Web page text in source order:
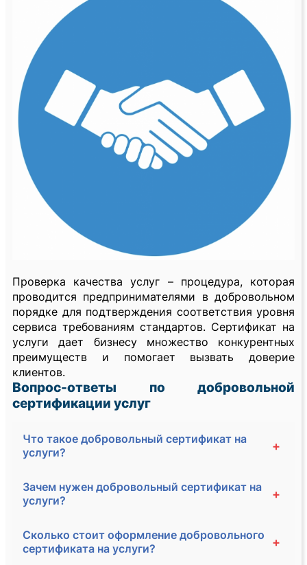
Проверка качества услуг – процедура, которая
проводится предпринимателями в добровольном
порядке для подтверждения соответствия уровня
сервиса требованиям стандартов. Сертификат на
услуги дает бизнесу множество конкурентных
преимуществ и помогает вызвать доверие
клиентов.
Вопрос-ответы по добровольной
сертификации услуг
Что такое добровольный сертификат на
услуги?
+
Зачем нужен добровольный сертификат на
услуги?
+
Сколько стоит оформление добровольного
сертификата на услуги?
+